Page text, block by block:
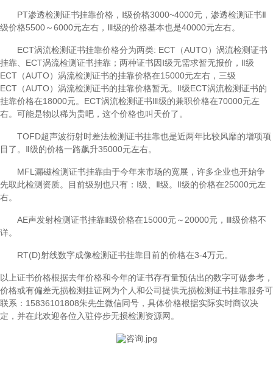
PT渗透检测证书挂靠价格，Ⅰ级价格3000~4000元，渗透检测证书Ⅱ
级价格5500～6000元左右，Ⅲ级的价格基本也是40000元左右。
ECT涡流检测证书挂靠价格分为两类: ECT（AUTO）涡流检测证书
挂靠、ECT涡流检测证书挂靠；两种证书因Ⅰ级无需求暂无报价，Ⅱ级
ECT（AUTO）涡流检测证书的挂靠价格在15000元左右，三级
ECT（AUTO）涡流检测证书的挂靠价格暂无。Ⅱ级ECT涡流检测证书的
挂靠价格在18000元。ECT涡流检测证书Ⅲ级的兼职价格在70000元左
右。可能是物以稀为贵吧，这个价格也叫天价了。
TOFD超声波衍射时差法检测证书挂靠也是近两年比较风靡的增项项
目了。Ⅱ级的价格一路飙升35000元左右。
MFL 漏磁检测证书挂靠由于今年来市场的宽展，许多企业也开始争
先取此检测资质。目前级别也只有：Ⅰ级、Ⅱ级。Ⅱ级的价格在25000元左
右。
AE声发射检测证书挂靠Ⅱ级价格在15000元～20000元，Ⅲ级价格不
详。
RT(D)射线数字成像检测证书挂靠目前的价格在3-4万元。
以上证书价格根据去年价格和今年的证书存有量预估出的数字可做参考，
价格或有偏差无损检测挂证网为个人和公司提供无损检测证书挂靠服务可
联系：15836101808朱先生微信同号，具体价格根据实际实时商议决
定，并在此欢迎各位入驻停步无损检测资源网。